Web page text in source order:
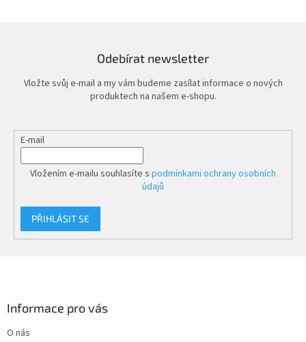
Odebírat newsletter
Vložte svůj e-mail a my vám budeme zasílat informace o nových
produktech na našem e-shopu.
E-mail
Vložením e-mailu souhlasíte s podmínkami ochrany osobních
údajů
PŘIHLÁSIT SE
Informace pro vás
O nás